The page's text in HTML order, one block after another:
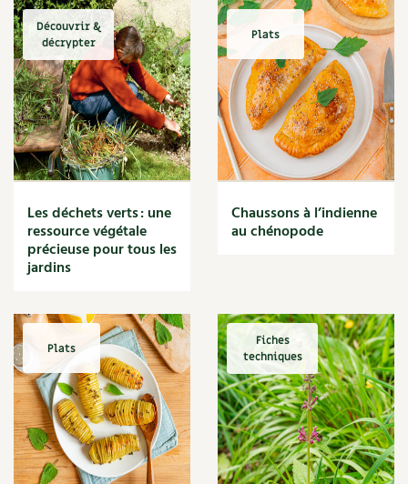
Mare
Marie Chioca
Marmite
Massage
Matériaux
Maux
Méditerranéen
Menace
Mésange
Microflore
Migraine
Mode de culture
Montagne
Moutarde
Multiplication
Muret
Muscade
Musique
Narcisse
Nature
Découvrir &
décrypter
Les déchets verts : une
ressource végétale
précieuse pour tous les
jardins
Plats
Chaussons à l’indienne
au chénopode
Plats
Fiches
techniques